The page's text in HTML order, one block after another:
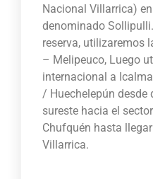
Nacional Villarrica)
denominado
reserva, utilizaremos
– Melipeuco, Luego
internacional a
/ Huechelepún desde
sureste hacia el
Chufquén hasta
Villarrica.